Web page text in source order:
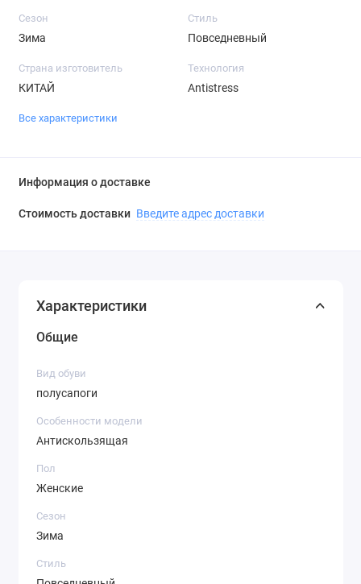
Сезон
Зима
Стиль
Повседневный
Страна изготовитель
КИТАЙ
Технология
Antistress
Все характеристики
Информация о доставке
Стоимость доставки Введите адрес доставки
Характеристики
Общие
Вид обуви
полусапоги
Особенности модели
Антискользящая
Пол
Женские
Сезон
Зима
Стиль